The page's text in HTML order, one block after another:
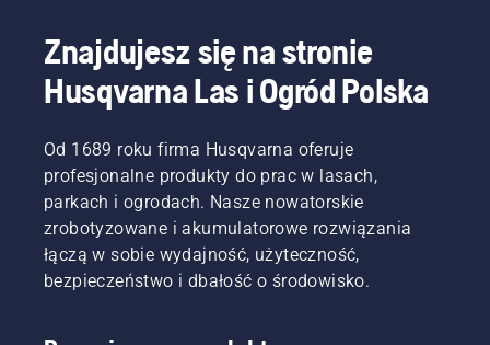
sobie z każdym nierównym trawnikiem — od
dobrze utrzymanego po nierówne tereny, zbocza i
obszary z wysoką trawą. Poznaj i porównaj
wszystkie nasze
kosiarki o zerowym promieniu
skrętu.
Znajdujesz się na stronie
Husqvarna Las i Ogród Polska
Od 1689 roku firma Husqvarna oferuje
profesjonalne produkty do prac w lasach,
parkach i ogrodach. Nasze nowatorskie
zrobotyzowane i akumulatorowe rozwiązania
łączą w sobie wydajność, użyteczność,
bezpieczeństwo i dbałość o środowisko.